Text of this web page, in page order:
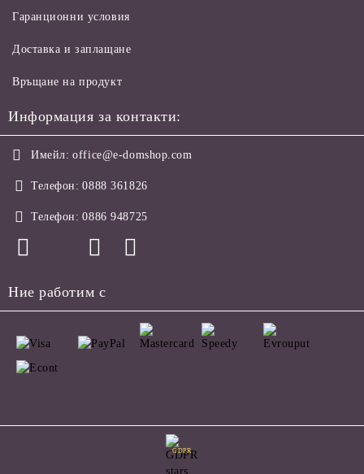
Гаранционни условия
Доставка и заплащане
Връщане на продукт
Информация за контакти:
Имейл: office@e-domshop.com
Телефон: 0888 361826
Телефон: 0886 948725
Ние работим с
GDPR